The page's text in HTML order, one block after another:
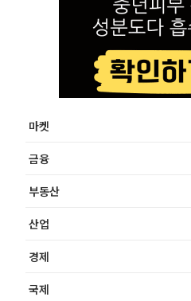
마켓
금융
부동산
산업
경제
국제